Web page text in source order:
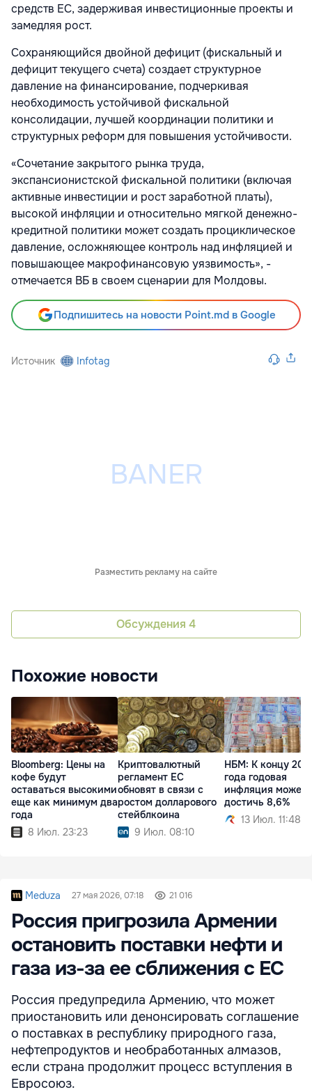
средств ЕС, задерживая инвестиционные проекты и
замедляя рост.
Сохраняющийся двойной дефицит (фискальный и
дефицит текущего счета) создает структурное
давление на финансирование, подчеркивая
необходимость устойчивой фискальной
консолидации, лучшей координации политики и
структурных реформ для повышения устойчивости.
«Сочетание закрытого рынка труда,
экспансионистской фискальной политики (включая
активные инвестиции и рост заработной платы),
высокой инфляции и относительно мягкой денежно-
кредитной политики может создать проциклическое
давление, осложняющее контроль над инфляцией и
повышающее макрофинансовую уязвимость», -
отмечается ВБ в своем сценарии для Молдовы.
Подпишитесь на новости Point.md в Google
Источник Infotag
Разместить рекламу на сайте
Обсуждения 4
Похожие новости
Bloomberg: Цены на
кофе будут
оставаться высокими
еще как минимум два
года
8 Июл. 23:23
Криптовалютный
регламент ЕС
обновят в связи с
ростом долларового
стейблкоина
9 Июл. 08:10
НБМ: К концу
года годовая
инфляция может
достичь 8,6%
13 Июл. 11:48
Meduza 27 мая 2026, 07:18 21 016
Россия пригрозила Армении
остановить поставки нефти и
газа из-за ее сближения с ЕС
Россия предупредила Армению, что может
приостановить или денонсировать соглашение
о поставках в республику природного газа,
нефтепродуктов и необработанных алмазов,
если страна продолжит процесс вступления в
Евросоюз.